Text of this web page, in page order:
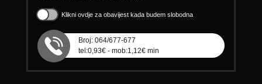
Klikni ovdje za obavijest kada budem slobodna
Broj: 064/677-677
tel:0,93€ - mob:1,12€ min